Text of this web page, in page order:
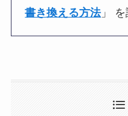
書き換える方法」 を